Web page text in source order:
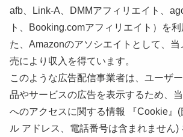
afb、Link-A、DMMアフィリエイト、
ト、Booking.comアフィリエイト）を
た、Amazonのアソシエイトとして、当
売により収入を得ています。
このような広告配信事業者は、ユーザ
品やサービスの広告を表示するため、
へのアクセスに関する情報 『Cookie』
ル アドレス、電話番号は含まれません)